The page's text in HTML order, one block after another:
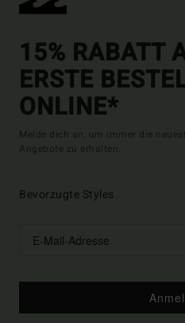
15% RABATT
ERSTE
ONLINE*
Melde dich an, um immer die
Angebote zu erhalten.
Bevorzugte Styles